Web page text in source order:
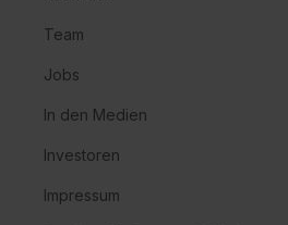
Team
Jobs
In den Medien
Investoren
Impressum